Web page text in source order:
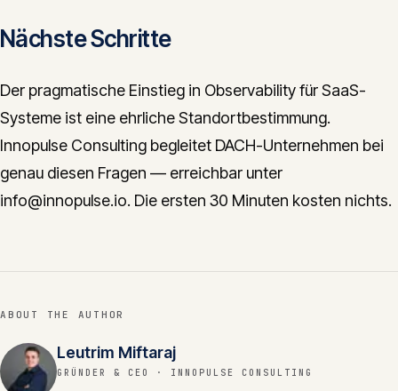
Nächste Schritte
Der pragmatische Einstieg in Observability für SaaS-
Systeme ist eine ehrliche Standortbestimmung.
Innopulse Consulting begleitet DACH-Unternehmen bei
genau diesen Fragen — erreichbar unter
info@innopulse.io. Die ersten 30 Minuten kosten nichts.
ABOUT THE AUTHOR
Leutrim Miftaraj
GRÜNDER & CEO · INNOPULSE CONSULTING